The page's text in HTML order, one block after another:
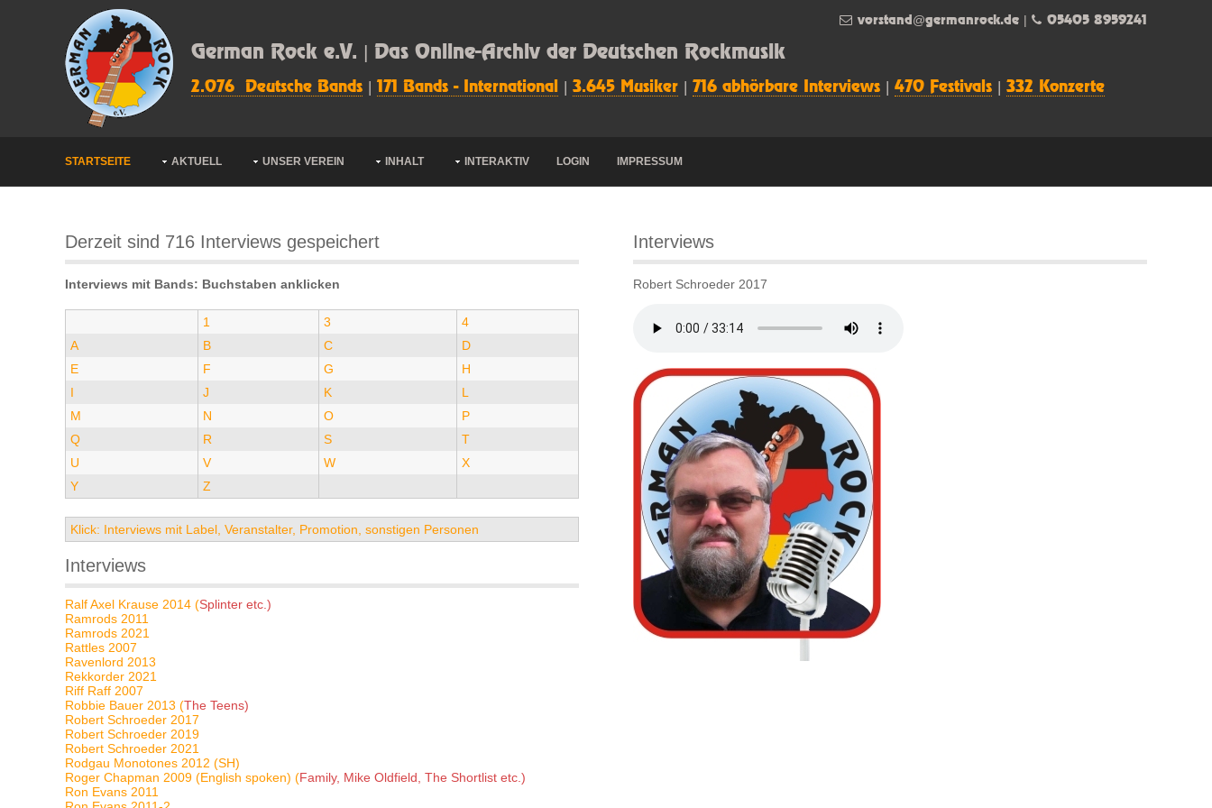
German Rock e.V. | Das Online-Archiv der Deutschen Rockmusik
2.076 Deutsche Bands 171 Bands - International 3.645 Musiker 716 abhörbare Interviews 470 Festivals 332 Konzerte
vorstand@germanrock.de 05405 8959241
STARTSEITE AKTUELL UNSER VEREIN INHALT INTERAKTIV LOGIN IMPRESSUM
Derzeit sind 716 Interviews gespeichert
Interviews mit Bands: Buchstaben anklicken
1 3
4
A
B C
D
E
F G
H
I
J K
L
M
N O
P
Q
R S
T
U
V W
X
Y
Z
Klick: Interviews mit Label, Veranstalter, Promotion, sonstigen Personen
Interviews
Ralf Axel Krause 2014 (Splinter etc.)
Ramrods 2011
Ramrods 2021
Rattles 2007
Ravenlord 2013
Rekkorder 2021
Riff Raff 2007
Robbie Bauer 2013 (The Teens)
Robert Schroeder 2017
Robert Schroeder 2019
Robert Schroeder 2021
Rodgau Monotones 2012 (SH)
Roger Chapman 2009 (English spoken) (Family, Mike Oldfield, The Shortlist etc.)
Ron Evans 2011
Interviews
Robert Schroeder 2017